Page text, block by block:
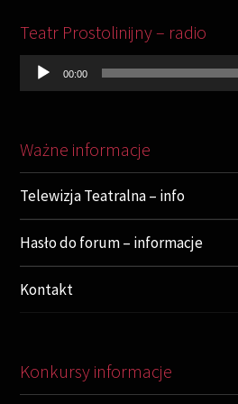
Teatr Prostolinijny – radio
plików
dźwiękowych
00:00
Ważne informacje
Telewizja Teatralna – info
Hasło do forum – informacje
Kontakt
Konkursy informacje